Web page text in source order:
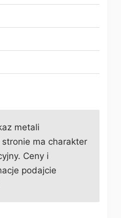
metali
ma charakter
Ceny i
podajcie